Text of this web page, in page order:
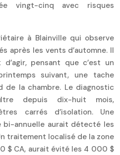
vingt-cinq avec risques
à Blainville qui observe
après les vents d’automne. Il
pensant que c’est un
suivant, une tache
de la chambre. Le diagnostic
depuis dix-huit mois,
carrés d’isolation. Une
bi-annuelle aurait détecté les
traitement localisé de la zone
$ CA, aurait évité les 4 000 $